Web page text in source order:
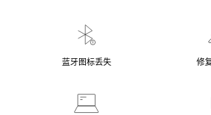
蓝牙图标丢失 修